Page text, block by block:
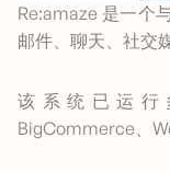
Re:amaze 是一个
邮件、聊天、社交
该系统已运行
BigCommerce、